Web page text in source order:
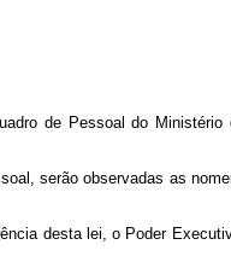
de Pessoal do
serão observadas as
desta lei, o Poder